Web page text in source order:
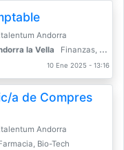
Andorra
la Vella
Finanzas, Contabilidad, Banca
10 Ene 2025 - 13:16
a de Compres
Andorra
Bio-Tech